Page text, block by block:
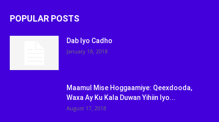
POPULAR POSTS
Dab Iyo Cadho
January 18, 2018
Maamul Mise Hoggaamiye: Qeexdooda,
Waxa Ay Ku Kala Duwan Yihiin Iyo...
August 17, 2018